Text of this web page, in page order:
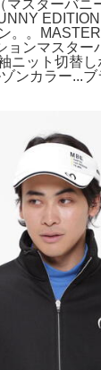
マスターバニ
。。
ョンマスター
ニット切替
ンカラー...